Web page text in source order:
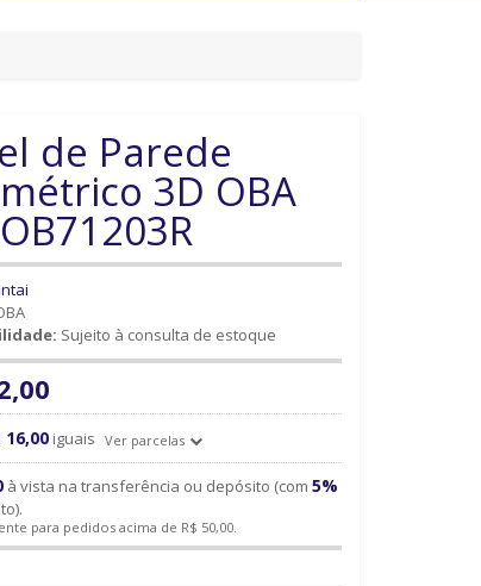
de Parede
3D OBA
Sujeito à consulta de estoque
16,00 iguais Ver parcelas
à vista na transferência ou depósito (com 5%
para pedidos acima de R$ 50,00.